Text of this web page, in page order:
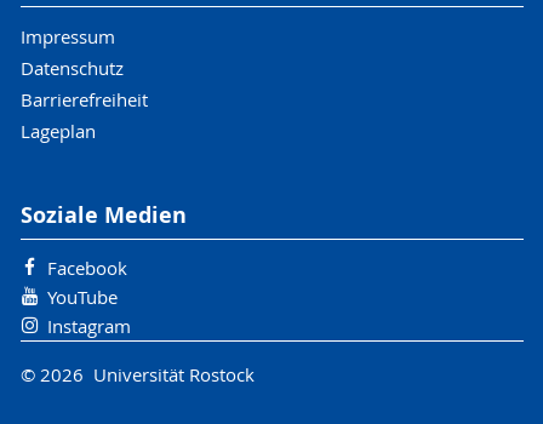
Impressum
Datenschutz
Barrierefreiheit
Lageplan
Soziale Medien
Facebook
YouTube
Instagram
© 2026 Universität Rostock